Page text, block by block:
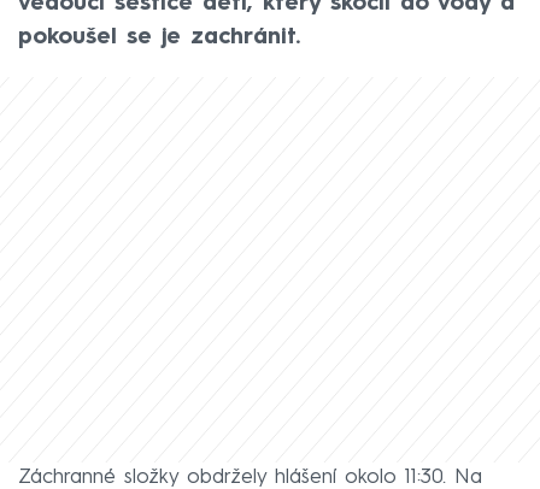
pokoušel se je zachránit.
Záchranné složky obdržely hlášení okolo 11:30. Na